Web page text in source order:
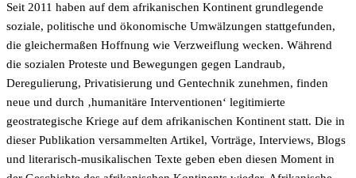
Seit 2011 haben auf dem afrikanischen Kontinent grundlegende
soziale, politische und ökonomische Umwälzungen stattgefunden,
die gleichermaßen Hoffnung wie Verzweiflung wecken. Während
die sozialen Proteste und Bewegungen gegen Landraub,
Deregulierung, Privatisierung und Gentechnik zunehmen, finden
neue und durch ‚humanitäre Interventionen‘ legitimierte
geostrategische Kriege auf dem afrikanischen Kontinent statt. Die in
dieser Publikation versammelten Artikel, Vorträge, Interviews, Blogs
und literarisch-musikalischen Texte geben eben diesen Moment in